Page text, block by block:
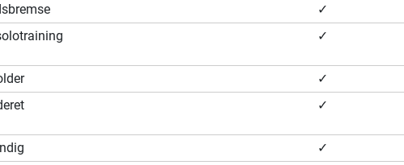
✓
✓
✓
✓
✓